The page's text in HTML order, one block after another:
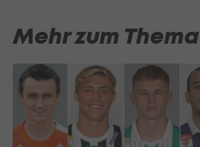
Mehr zum Thema